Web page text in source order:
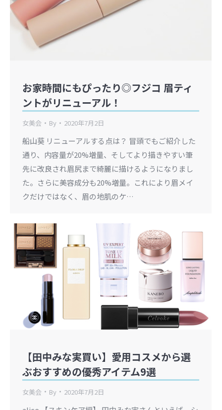
お家時間にもぴったり◎フジコ 眉ティ
ントがリニューアル！
女美会 By 2020年7月2日
船山葵 リニューアルする点は？ 冒頭でもご紹介した
通り、内容量が20%増量、そしてより描きやすい筆
先に改良され眉尻まで綺麗に描けるようになりまし
た。さらに美容成分も20%増量。これにより眉メイ
クだけではなく、眉の地肌のケ…
【田中みな実買い】愛用コスメから選
ぶおすすめの優秀アイテム9選
女美会 By 2020年7月2日